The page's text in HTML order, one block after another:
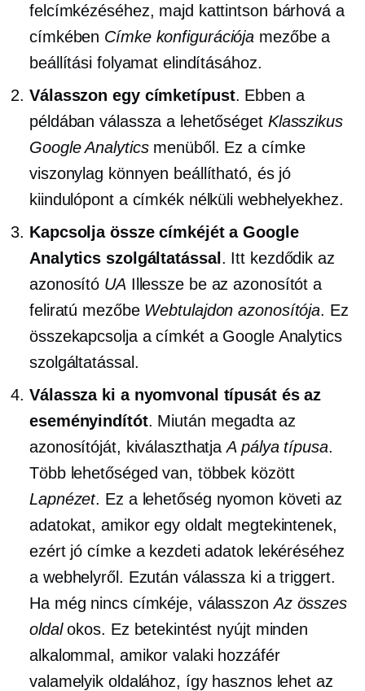
felcímkézéséhez, majd kattintson bárhová a
címkében Címke konfigurációja mezőbe a
beállítási folyamat elindításához.
Válasszon egy címketípust. Ebben a
példában válassza a lehetőséget Klasszikus
Google Analyticsmenüből. Ez a címke
viszonylag könnyen beállítható, és jó
kiindulópont a címkék nélküli webhelyekhez.
Kapcsolja össze címkéjét a Google
Analytics szolgáltatással . Itt kezdődik az
azonosító UA Illessze be az azonosítót a
feliratú mezőbe Webtulajdon azonosítója. Ez
összekapcsolja a címkét a Google Analytics
szolgáltatással.
Válassza ki a nyomvonal típusát és az
eseményindítót. Miután megadta az
azonosítóját, kiválaszthatjaA pálya típusa.
Több lehetőséged van, többek között
Lapnézet. Ez a lehetőség nyomon követi az
adatokat, amikor egy oldalt megtekintenek,
ezért jó címke a kezdeti adatok lekéréséhez
a webhelyről. Ezután válassza ki a triggert.
Ha még nincs címkéje, válasszonAz összes
oldalokos. Ez betekintést nyújt minden
alkalommal, amikor valaki hozzáfér
valamelyik oldalához, így hasznos lehet az